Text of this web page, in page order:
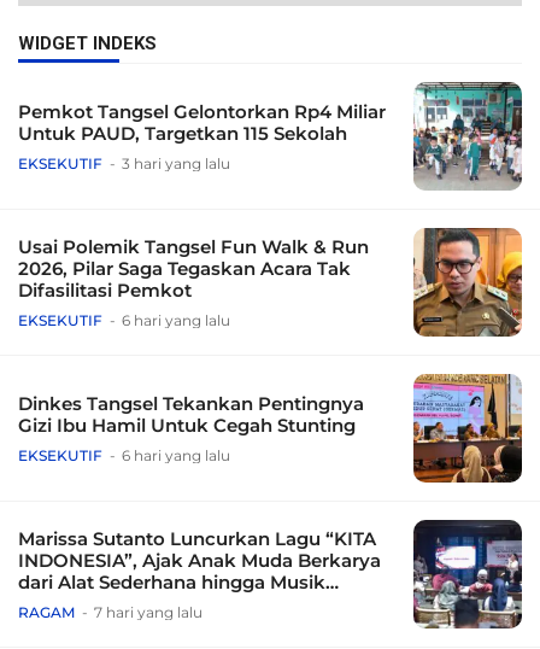
WIDGET INDEKS
Pemkot Tangsel Gelontorkan Rp4 Miliar
Untuk PAUD, Targetkan 115 Sekolah
EKSEKUTIF 3 hari yang lalu
Usai Polemik Tangsel Fun Walk & Run
2026, Pilar Saga Tegaskan Acara Tak
Difasilitasi Pemkot
EKSEKUTIF 6 hari yang lalu
Dinkes Tangsel Tekankan Pentingnya
Gizi Ibu Hamil Untuk Cegah Stunting
EKSEKUTIF 6 hari yang lalu
Marissa Sutanto Luncurkan Lagu “KITA
INDONESIA”, Ajak Anak Muda Berkarya
dari Alat Sederhana hingga Musik
Tradisional
RAGAM 7 hari yang lalu